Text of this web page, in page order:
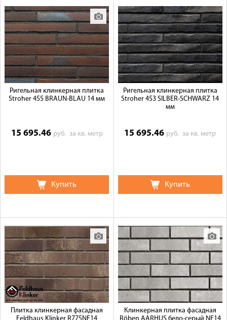
Ригельная клинкерная плитка
Stroher 455 BRAUN-BLAU 14 мм
15 695.46 руб. за кв. метр
Купить
Ригельная клинкерная плитка
Stroher 453 SILBER-SCHWARZ 14
мм
15 695.46 руб.за кв. метр
Купить
Плитка клинкерная фасадная
Клинкерная плитка фасадная